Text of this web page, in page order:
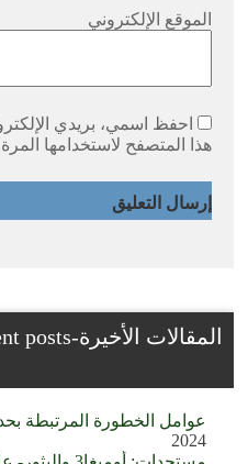
الموقع الإلكتروني
احفظ اسمي، بريدي
هذا المتصفح لاستخدامها
المقالات الأخيرة-Recent posts
عوامل الخطورة المرتبطة
2024